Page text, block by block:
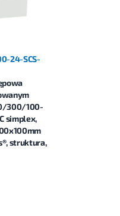
24-SCS-
300/100-
simplex,
struktura,